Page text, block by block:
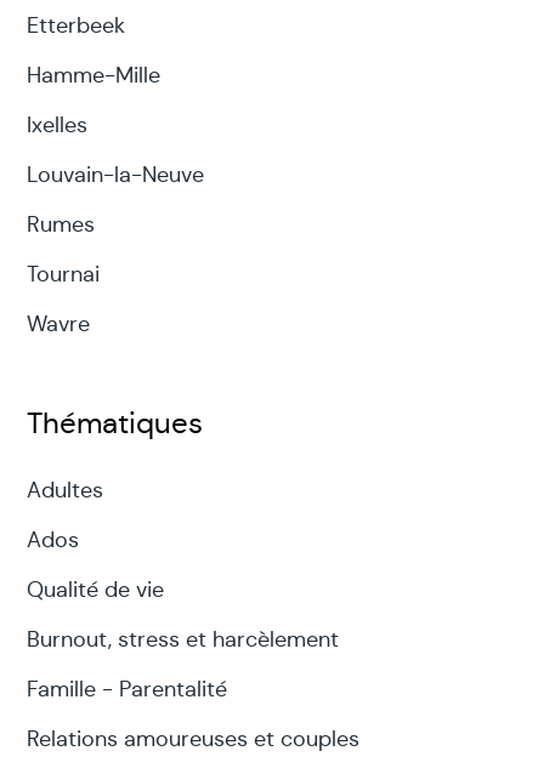
Etterbeek
Hamme-Mille
Ixelles
Louvain-la-Neuve
Rumes
Tournai
Wavre
Thématiques
Adultes
Ados
Qualité de vie
Burnout, stress et harcèlement
Famille - Parentalité
Relations amoureuses et couples